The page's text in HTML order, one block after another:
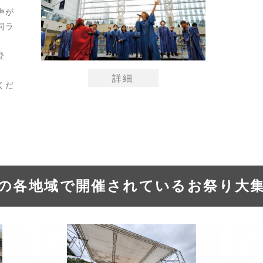
が
ラ
だ
詳細
各地域で開催されているお祭り大